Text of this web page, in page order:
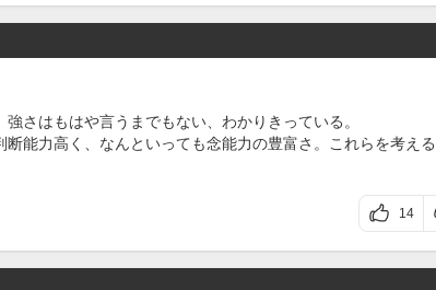
さはもはや言うまでもない、わかりきっている。
能力高く、なんといっても念能力の豊富さ。これらを考え
14